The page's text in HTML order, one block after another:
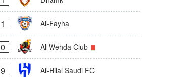
1 Al-Fayha
0 Al Wehda Club
9 Al-Hilal Saudi FC